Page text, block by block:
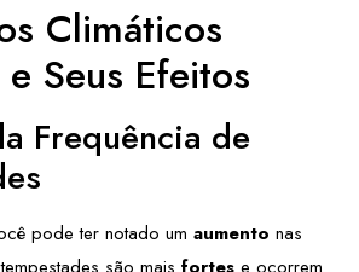
Climáticos
Seus Efeitos
Frequência de
pode ter notado um aumento nas